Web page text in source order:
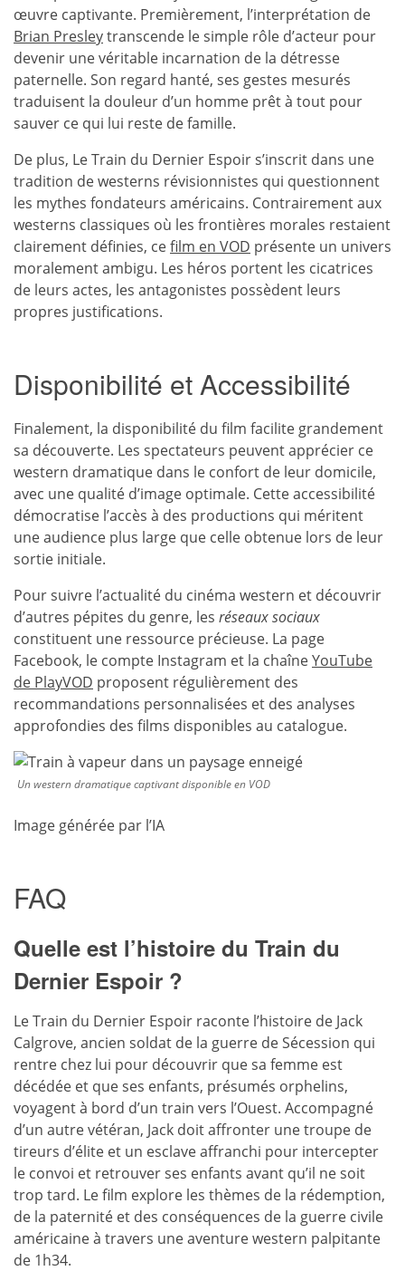
œuvre captivante. Premièrement, l’interprétation de
Brian Presleytranscende le simple rôle d’acteur pour
devenir une véritable incarnation de la détresse
paternelle. Son regard hanté, ses gestes mesurés
traduisent la douleur d’un homme prêt à tout pour
sauver ce qui lui reste de famille.
De plus, Le Train du Dernier Espoir s’inscrit dans une
tradition de westerns révisionnistes qui questionnent
les mythes fondateurs américains. Contrairement aux
westerns classiques où les frontières morales restaient
clairement définies, cefilm en VOD présente un univers
moralement ambigu. Les héros portent les cicatrices
de leurs actes, les antagonistes possèdent leurs
propres justifications.
Disponibilité et Accessibilité
Finalement, la disponibilité du film facilite grandement
sa découverte. Les spectateurs peuvent apprécier ce
western dramatique dans le confort de leur domicile,
avec une qualité d’image optimale. Cette accessibilité
démocratise l’accès à des productions qui méritent
une audience plus large que celle obtenue lors de leur
sortie initiale.
Pour suivre l’actualité du cinéma western et découvrir
d’autres pépites du genre, les réseaux sociaux
constituent une ressource précieuse. La page
Facebook, le compte Instagram et la chaîneYouTube
de PlayVOD proposent régulièrement des
recommandations personnalisées et des analyses
approfondies des films disponibles au catalogue.
Un western dramatique captivant disponible en VOD
Image générée par l’IA
FAQ
Quelle est l’histoire du Train du
Dernier Espoir ?
Le Train du Dernier Espoir raconte l’histoire de Jack
Calgrove, ancien soldat de la guerre de Sécession qui
rentre chez lui pour découvrir que sa femme est
décédée et que ses enfants, présumés orphelins,
voyagent à bord d’un train vers l’Ouest. Accompagné
d’un autre vétéran, Jack doit affronter une troupe de
tireurs d’élite et un esclave affranchi pour intercepter
le convoi et retrouver ses enfants avant qu’il ne soit
trop tard. Le film explore les thèmes de la rédemption,
de la paternité et des conséquences de la guerre civile
américaine à travers une aventure western palpitante
de 1h34.